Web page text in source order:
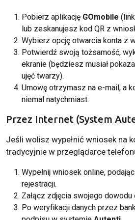
Pobierz aplikację GOmobile
lub zeskanujesz kod QR z
Wybierz opcję otwarcia konta z
Potwierdź swoją tożsamość,
ekranie (będziesz musiał
ujęć twarzy).
Umowę otrzymasz na e-mail, a
niemal natychmiast.
Przez Internet (System
Jeśli wolisz wypełnić wniosek na
tradycyjnie w przeglądarce
Wypełnij wniosek online,
rejestracji.
Załącz zdjęcia swojego
Po weryfikacji danych przez